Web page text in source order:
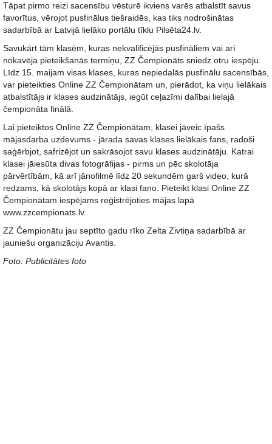
Tāpat pirmo reizi sacensību vēsturē ikviens varēs atbalstīt savus
favorītus, vērojot pusfinālus tiešraidēs, kas tiks nodrošinātas
sadarbībā ar Latvijā lielāko portālu tīklu Pilsēta24.lv.
Savukārt tām klasēm, kuras nekvalificējās pusfināliem vai arī
nokavēja pieteikšanās termiņu, ZZ Čempionāts sniedz otru iespēju.
Līdz 15. maijam visas klases, kuras nepiedalās pusfinālu sacensībās,
var pieteikties Online ZZ Čempionātam un, pierādot, ka viņu lielākais
atbalstītājs ir klases audzinātājs, iegūt ceļazīmi dalībai lielajā
čempionāta finālā.
Lai pieteiktos Online ZZ Čempionātam, klasei jāveic īpašs
mājasdarba uzdevums - jārada savas klases lielākais fans, radoši
saģērbjot, safrizējot un sakrāsojot savu klases audzinātāju. Katrai
klasei jāiesūta divas fotogrāfijas - pirms un pēc skolotāja
pārvērtībām, kā arī jānofilmē līdz 20 sekundēm garš video, kurā
redzams, kā skolotājs kopā ar klasi fano. Pieteikt klasi Online ZZ
Čempionātam iespējams reģistrējoties mājas lapā
www.zzcempionats.lv.
ZZ Čempionātu jau septīto gadu rīko Zelta Zivtiņa sadarbībā ar
jauniešu organizāciju Avantis.
Foto: Publicitātes foto